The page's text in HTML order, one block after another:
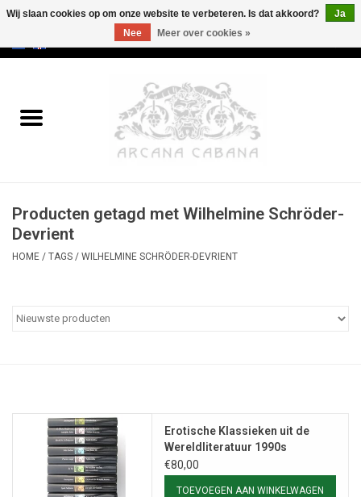
Oud & Zeldzaam
Erotica
Curiosa
Producten getagd met Wilhelmine Schröder-
Devrient
HOME / TAGS / WILHELMINE SCHRÖDER-DEVRIENT
Erotische Klassieken uit de
Wereldliteratuur 1990s
€80,00
TOEVOEGEN AAN WINKELWAGEN
Wij slaan cookies op om onze website te verbeteren. Is dat akkoord?
Ja
Nee
Meer over cookies »